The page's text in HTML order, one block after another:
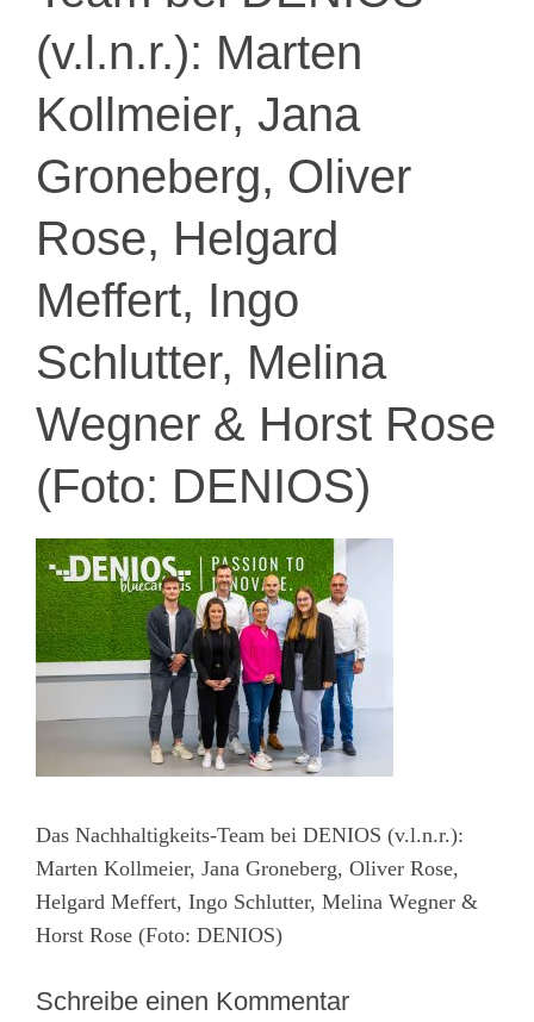
(v.l.n.r.): Marten
Kollmeier, Jana
Groneberg, Oliver
Rose, Helgard
Meffert, Ingo
Schlutter, Melina
Wegner & Horst Rose
(Foto: DENIOS)
Das Nachhaltigkeits-Team bei DENIOS (v.l.n.r.):
Marten Kollmeier, Jana Groneberg, Oliver Rose,
Helgard Meffert, Ingo Schlutter, Melina Wegner &
Horst Rose (Foto: DENIOS)
Schreibe einen Kommentar